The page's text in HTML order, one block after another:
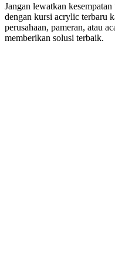
Jangan lewatkan
dengan kursi acrylic terbaru
perusahaan, pameran, atau
memberikan solusi terbaik.